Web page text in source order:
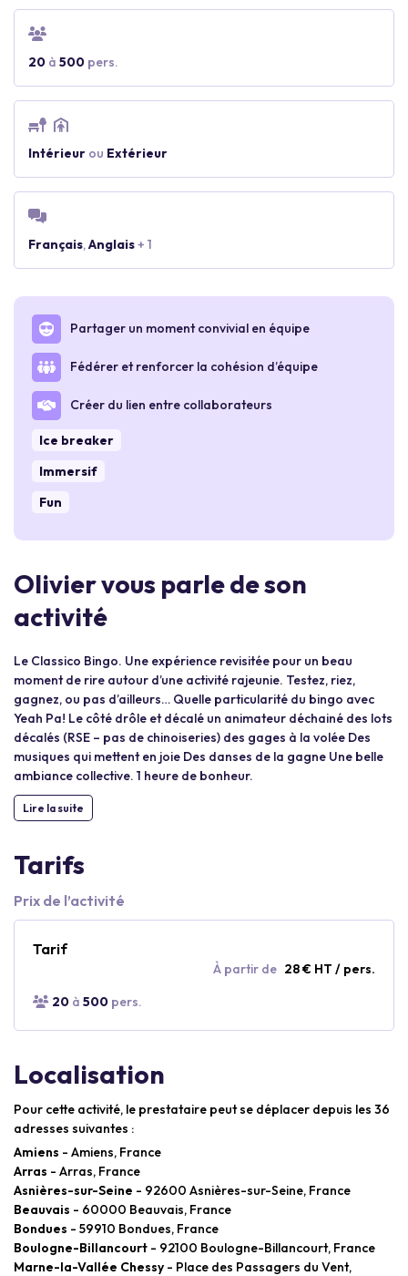
20 à 500 pers.
Intérieur ou Extérieur
Français,Anglais+ 1
Partager un moment convivial en équipe
Fédérer et renforcer la cohésion d’équipe
Créer du lien entre collaborateurs
Ice breaker
Immersif
Fun
Olivier vous parle de son
activité
Le Classico Bingo. Une expérience revisitée pour un beau
moment de rire autour d’une activité rajeunie. Testez, riez,
gagnez, ou pas d’ailleurs… Quelle particularité du bingo avec
Yeah Pa! Le côté drôle et décalé un animateur déchainé des lots
décalés (RSE – pas de chinoiseries) des gages à la volée Des
musiques qui mettent en joie Des danses de la gagne Une belle
ambiance collective. 1 heure de bonheur.
Lire la suite
Tarifs
Prix de l’activité
Tarif
À partir de 28 € HT / pers.
20 à 500 pers.
Localisation
Pour cette activité, le prestataire peut se déplacer depuis les 36
adresses suivantes :
Amiens - Amiens, France
Arras - Arras, France
Asnières-sur-Seine - 92600 Asnières-sur-Seine, France
Beauvais - 60000 Beauvais, France
Bondues - 59910 Bondues, France
Boulogne-Billancourt - 92100 Boulogne-Billancourt, France
Marne-la-Vallée Chessy - Place des Passagers du Vent,